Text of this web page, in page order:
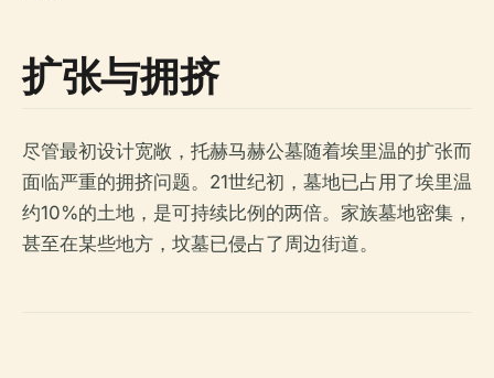
扩张与拥挤
尽管最初设计宽敞，托赫马赫公墓随着埃里温的扩张而
面临严重的拥挤问题。21世纪初，墓地已占用了埃里温
约10%的土地，是可持续比例的两倍。家族墓地密集，
甚至在某些地方，坟墓已侵占了周边街道。